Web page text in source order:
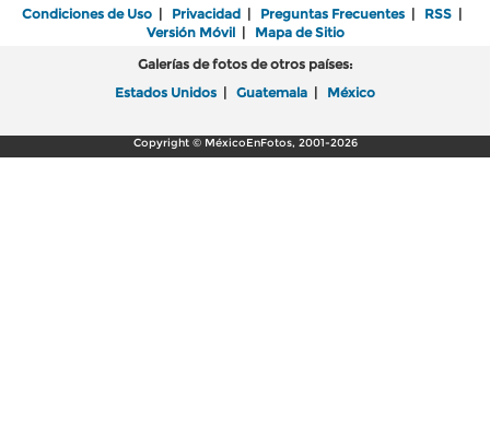
Condiciones de Uso | Privacidad | Preguntas Frecuentes | RSS |
Versión Móvil| Mapa de Sitio
Galerías de fotos de otros países:
Estados Unidos | Guatemala | México
Copyright © MéxicoEnFotos, 2001-2026